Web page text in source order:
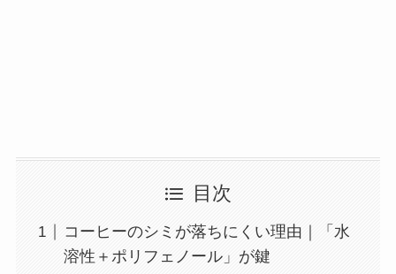
目次
コーヒーのシミが落ちにくい理由｜「水
溶性＋ポリフェノール」が鍵